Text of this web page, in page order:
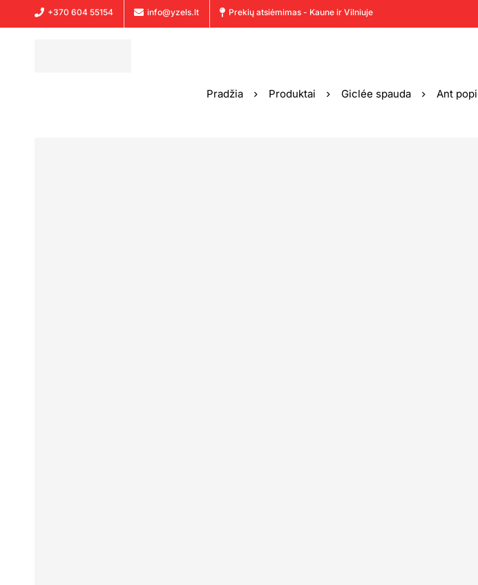
+370 604 55154 info@yzels.lt Prekių atsiėmimas - Kaune ir Vilniuje
Pradžia Produktai Giclée spauda Ant